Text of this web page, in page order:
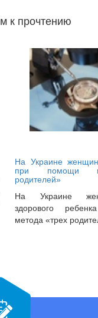
к прочтению
На Украине
при помощи
родителей»
На Украине
здорового
метода «трех